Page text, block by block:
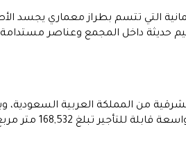
التي تتسم بطراز معماري يجسد
حديثة داخل المجمع وعناصر مستدامة
من المملكة العربية
تبلغ 168,532 متر مربع.